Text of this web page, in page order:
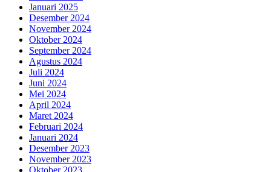
Januari 2025
Desember 2024
November 2024
Oktober 2024
September 2024
Agustus 2024
Juli 2024
Juni 2024
Mei 2024
April 2024
Maret 2024
Februari 2024
Januari 2024
Desember 2023
November 2023